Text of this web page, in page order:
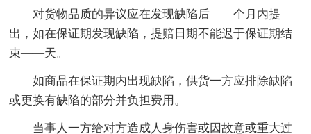
对货物品质的异议应在发现缺陷后——个月内提
出，如在保证期发现缺陷，提赔日期不能迟于保证期结
束——天。
如商品在保证期内出现缺陷，供货一方应排除缺陷
或更换有缺陷的部分并负担费用。
当事人一方给对方造成人身伤害或因故意或重大过